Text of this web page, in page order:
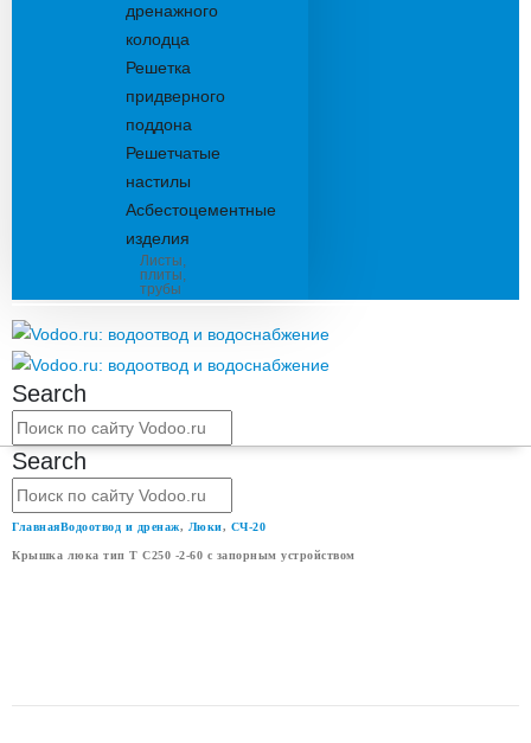
дренажного
колодца
Решетка
придверного
поддона
Решетчатые
настилы
Асбестоцементные
изделия
Листы,
плиты,
трубы
Search
Search
ГлавнаяВодоотвод и дренаж, Люки, СЧ-20
Крышка люка тип Т С250 -2-60 с запорным устройством